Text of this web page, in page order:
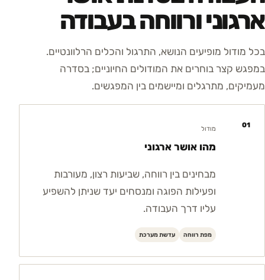
ארגוני ורווחה בעבודה
בכל מודול מופיעים הנושא, התרגול והכלים הרלוונטיים.
במפגש קצר בוחרים את המודולים החיוניים; בסדרה
מעמיקים, מתרגלים ומיישמים בין המפגשים.
01 מודול
מהו אושר ארגוני
מבחינים בין רווחה, שביעות רצון, מעורבות
ופעילות הפוגה ומנסחים יעד שניתן להשפיע
עליו דרך העבודה.
מפת רווחה עדשת מערכת